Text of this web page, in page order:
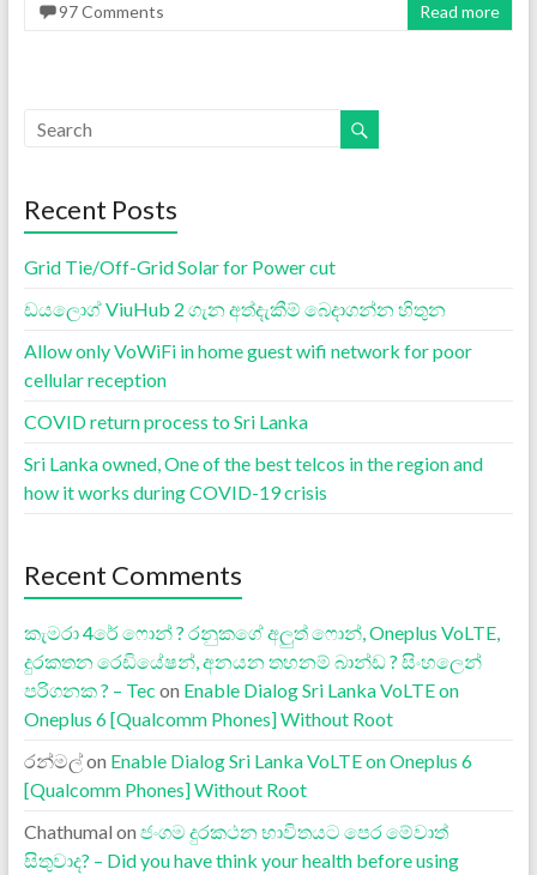
97 Comments
Read more
Recent Posts
Grid Tie/Off-Grid Solar for Power cut
ඩයලොග් ViuHub 2 ගැන අත්දැකීම් බෙදාගන්න හිතුන
Allow only VoWiFi in home guest wifi network for poor
cellular reception
COVID return process to Sri Lanka
Sri Lanka owned, One of the best telcos in the region and
how it works during COVID-19 crisis
Recent Comments
කැමරා 4රේ ෆොන් ? රනුකගේ අලුත් ෆොන්, Oneplus VoLTE,
දුරකතන රෙඩියේෂන්, අනයන තහනම් බාන්ඩ ? සිංහලෙන්
පරිගනක ? – Tec on Enable Dialog Sri Lanka VoLTE on
Oneplus 6 [Qualcomm Phones] Without Root
රන්මල්on Enable Dialog Sri Lanka VoLTE on Oneplus 6
[Qualcomm Phones] Without Root
Chathumal on ජංගම දුරකථන භාවිතයට පෙර මේවාත්
සිතුවාද? – Did you have think your health before using